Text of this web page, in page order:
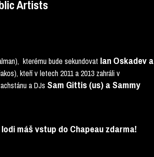
Artists
kterému bude sekundovat Ian Oskadev a
kteří v letech 2011 a 2013 zahráli v
a DJs Sam Gittis (us) a Sammy
máš vstup do Chapeau zdarma!